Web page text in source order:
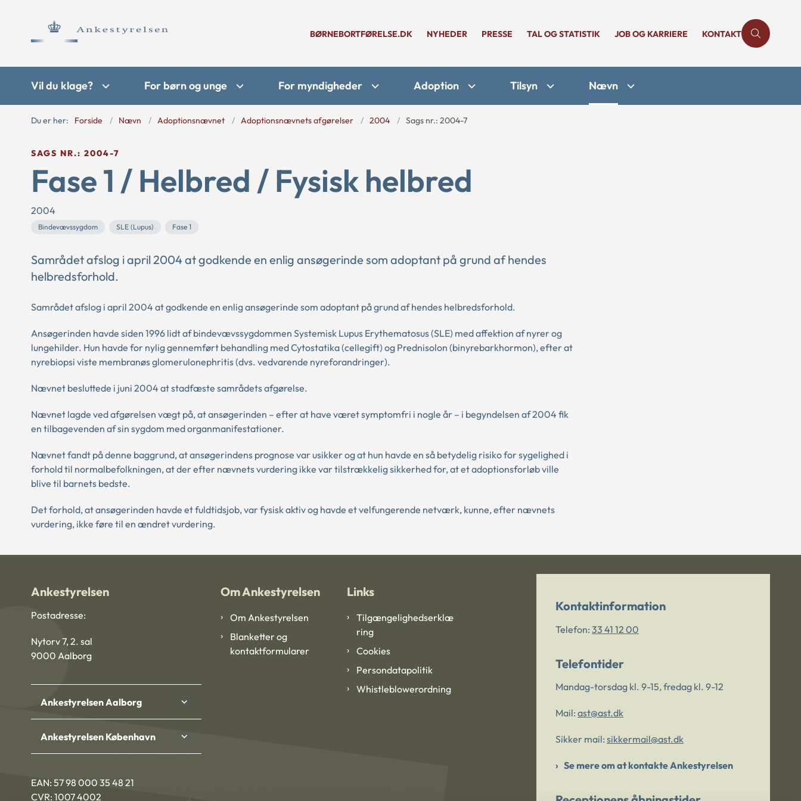
BØRNEBORTFØRELSE.DK NYHEDER PRESSE TAL OG STATISTIK JOB OG KARRIERE KONTAKT
Vil du klage? For børn og unge For myndigheder Adoption Tilsyn Nævn
Du er her: Forside Nævn Adoptionsnævnet Adoptionsnævnets afgørelser 2004 Sags nr.: 2004-7
SAGS NR.: 2004-7
Fase 1 / Helbred / Fysisk helbred
2004
Bindevævssygdom SLE (Lupus) Fase 1
Samrådet afslog i april 2004 at godkende en enlig ansøgerinde som adoptant på grund af hendes
helbredsforhold.
Samrådet afslog i april 2004 at godkende en enlig ansøgerinde som adoptant på grund af hendes helbredsforhold.
Ansøgerinden havde siden 1996 lidt af bindevævssygdommen Systemisk Lupus Erythematosus (SLE) med affektion af nyrer og
lungehilder. Hun havde for nylig gennemført behandling med Cytostatika (cellegift) og Prednisolon (binyrebarkhormon), efter at
nyrebiopsi viste membranøs glomerulonephritis (dvs. vedvarende nyreforandringer).
Nævnet besluttede i juni 2004 at stadfæste samrådets afgørelse.
Nævnet lagde ved afgørelsen vægt på, at ansøgerinden – efter at have været symptomfri i nogle år – i begyndelsen af 2004 fik
en tilbagevenden af sin sygdom med organmanifestationer.
Nævnet fandt på denne baggrund, at ansøgerindens prognose var usikker og at hun havde en så betydelig risiko for sygelighed i
forhold til normalbefolkningen, at der efter nævnets vurdering ikke var tilstrækkelig sikkerhed for, at et adoptionsforløb ville
blive til barnets bedste.
Det forhold, at ansøgerinden havde et fuldtidsjob, var fysisk aktiv og havde et velfungerende netværk, kunne, efter nævnets
vurdering, ikke føre til en ændret vurdering.
Ankestyrelsen
Postadresse:
Nytorv 7, 2. sal
9000 Aalborg
Ankestyrelsen Aalborg
Ankestyrelsen København
EAN: 57 98 000 35 48 21
CVR: 1007 4002
Om Ankestyrelsen
Om Ankestyrelsen
Blanketter og
kontaktformularer
Links
Tilgængelighedserklæ
ring
Cookies
Persondatapolitik
Whistleblowerordning
Kontaktinformation
Telefon: 33 41 12 00
Telefontider
Mandag-torsdag kl. 9-15, fredag kl. 9-12
Mail: ast@ast.dk
Sikker mail: sikkermail@ast.dk
Se mere om at kontakte Ankestyrelsen